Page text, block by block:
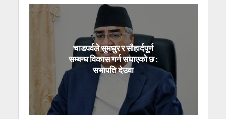
चाडपर्वले सुमधुर र सौहार्दपूर्ण
सम्बन्ध विकास गर्न सघाएको छ :
सभापति देउवा